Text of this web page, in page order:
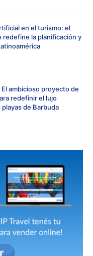
en el turismo: el
redefine la planificación y
ambicioso proyecto de
redefinir el lujo
de Barbuda